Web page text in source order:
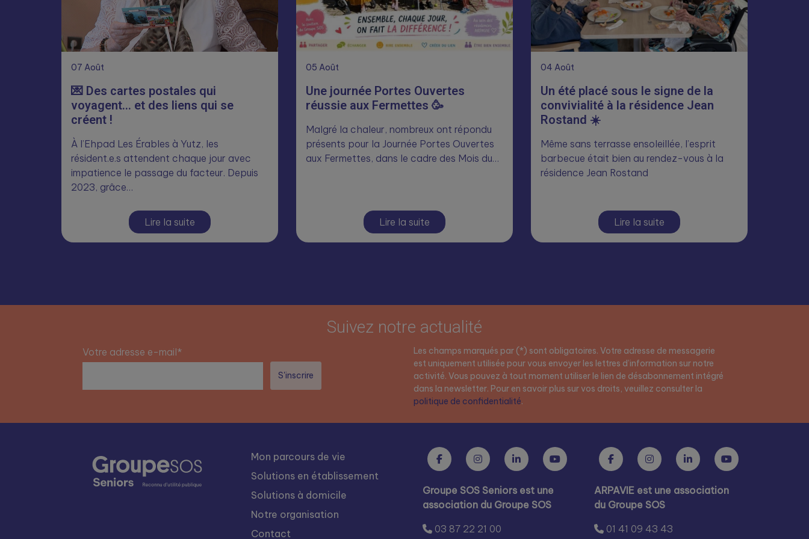
07 Août
💌 Des cartes postales qui
voyagent… et des liens qui se
créent !
À l’Ehpad Les Érables à Yutz, les
résident.e.s attendent chaque jour avec
impatience le passage du facteur. Depuis
2023, grâce…
Lire la suite
05 Août
Une journée Portes Ouvertes
réussie aux Fermettes 🥳
Malgré la chaleur, nombreux ont répondu
présents pour la Journée Portes Ouvertes
aux Fermettes, dans le cadre des Mois du…
Lire la suite
04 Août
Un été placé sous le signe de la
convivialité à la résidence Jean
Rostand ☀️
Même sans terrasse ensoleillée, l’esprit
barbecue était bien au rendez-vous à la
résidence Jean Rostand
Lire la suite
Suivez notre actualité
Votre adresse e-mail*
Les champs marqués par (*) sont obligatoires. Votre adresse de messagerie
est uniquement utilisée pour vous envoyer les lettres d’information sur notre
activité. Vous pouvez à tout moment utiliser le lien de désabonnement intégré
dans la newsletter. Pour en savoir plus sur vos droits, veuillez consulter la
politique de confidentialité.
Mon parcours de vie
Solutions en établissement
Solutions à domicile
Notre organisation
Contact
Groupe SOS Seniors est une
association du Groupe SOS
03 87 22 21 00
ARPAVIE est une association
du Groupe SOS
01 41 09 43 43